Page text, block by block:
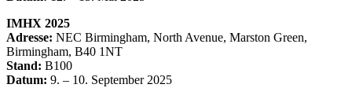
IMHX 2025
Adresse: NEC Birmingham, North Avenue, Marston Green,
Birmingham, B40 1NT
Stand: B100
Datum: 9. – 10. September 2025